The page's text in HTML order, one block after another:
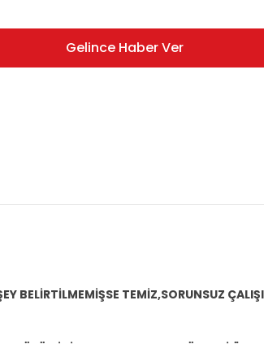
Gelince Haber Ver
BELİRTİLMEMİŞSE TEMİZ,SORUNSUZ